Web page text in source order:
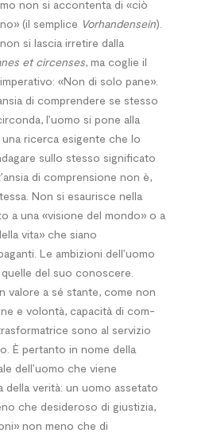
non si accontenta di «ciò
(il semplice Vorhandensein).
si lascia irretire dalla
et circenses, ma coglie il
«Non di solo pane».
di comprendere se stesso
l’uomo si pone alla
ricerca esigente che lo
sullo stesso significato
di comprensione non è,
Non si esaurisce nella
a una «visione del mondo» o a
vita» che siano
Le ambizioni dell’uomo
del suo conoscere.
valore a sé stante, come non
e volontà, capacità di com-
sono al servizio
È pertanto in nome della
dell’uomo che viene
della verità: un uomo assetato
che desideroso di giustizia,
non meno che di